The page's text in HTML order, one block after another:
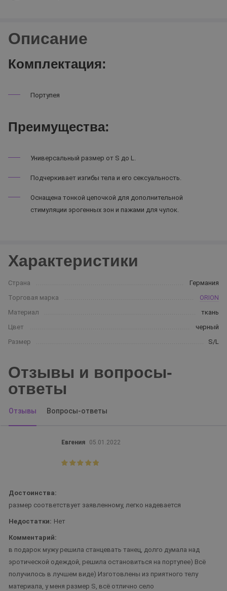
Описание
Комплектация:
Портупея
Преимущества:
Универсальный размер от S до L.
Подчеркивает изгибы тела и его сексуальность.
Оснащена тонкой цепочкой для дополнительной
стимуляции эрогенных зон и пажами для чулок.
Характеристики
Страна
Германия
Торговая марка
ORION
Материал
ткань
Цвет
черный
Размер
S/L
Отзывы и вопросы-
ответы
Отзывы Вопросы-ответы
Евгения 05.01.2022
Достоинства:
размер соответствует заявленному, легко надевается
Недостатки: Нет
Комментарий:
в подарок мужу решила станцевать танец, долго думала над
эротической одеждой, решила остановиться на портупее) Всё
получилось в лучшем виде) Изготовлены из приятного телу
материала, у меня размер S, всё отлично село